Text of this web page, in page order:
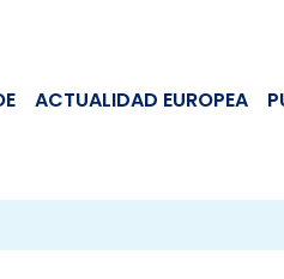
ACTUALIDAD EUROPEA